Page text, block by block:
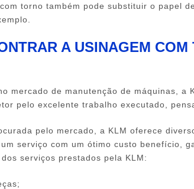
torno também pode substituir o papel
A USINAGEM
mercado de manutenção de máquinas,
pelo excelente trabalho executado,
pelo mercado, a KLM oferece
serviço com um ótimo custo benefício,
serviços prestados pela KLM: